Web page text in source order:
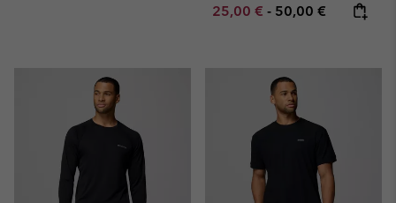
Minimum sale price:
25,00 € - Maximum price:
50,00 €